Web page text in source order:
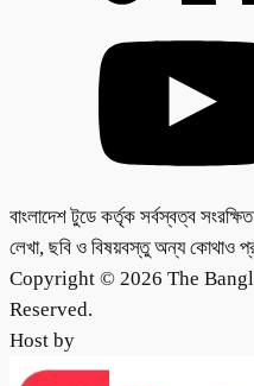
বাংলাদেশ টুডে কর্তৃক সর্বস্বত্ব
লেখা, ছবি ও বিষয়বস্তু অন্য কোথাও
Copyright © 2026 The
Reserved.
Host by